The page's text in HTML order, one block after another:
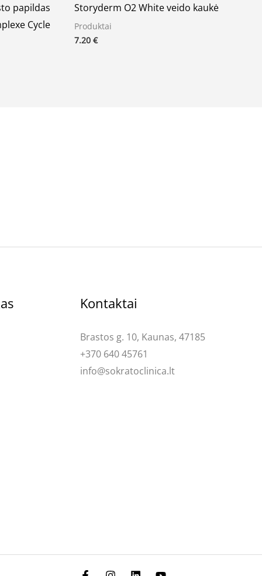
papildas
Cycle
Storyderm O2 White veido kaukė
Produktai
7.20 €
Kontaktai
Brastos g. 10, Kaunas, 47185
+370 640 45761
info@sokratoclinica.lt